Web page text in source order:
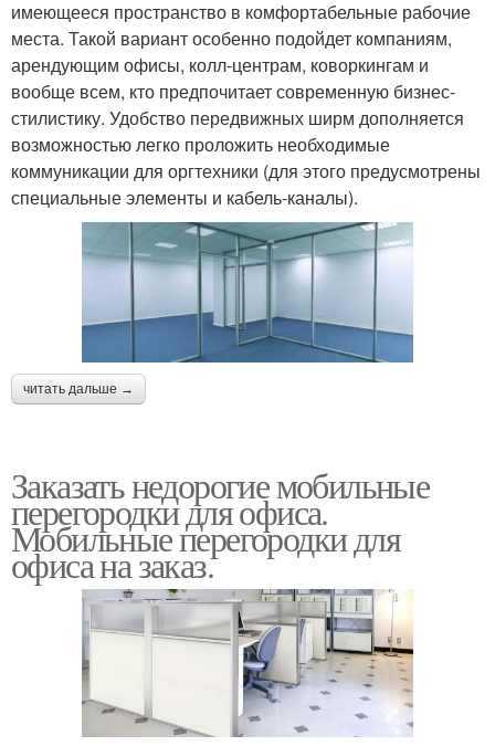
имеющееся пространство в комфортабельные рабочие
места. Такой вариант особенно подойдет компаниям,
арендующим офисы, колл-центрам, коворкингам и
вообще всем, кто предпочитает современную бизнес-
стилистику. Удобство передвижных ширм дополняется
возможностью легко проложить необходимые
коммуникации для оргтехники (для этого предусмотрены
специальные элементы и кабель-каналы).
читать дальше →
Заказать недорогие мобильные
перегородки для офиса.
Мобильные перегородки для
офиса на заказ.